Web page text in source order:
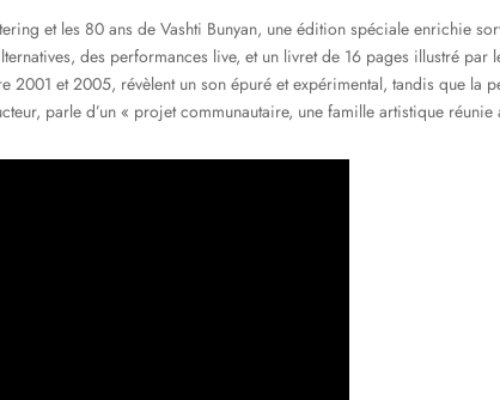
et les 80 ans de Vashti Bunyan, une édition spéciale enrichie
des performances live, et un livret de 16 pages illustré par
2001 et 2005, révèlent un son épuré et expérimental, tandis que la
parle d’un « projet communautaire, une famille artistique réunie